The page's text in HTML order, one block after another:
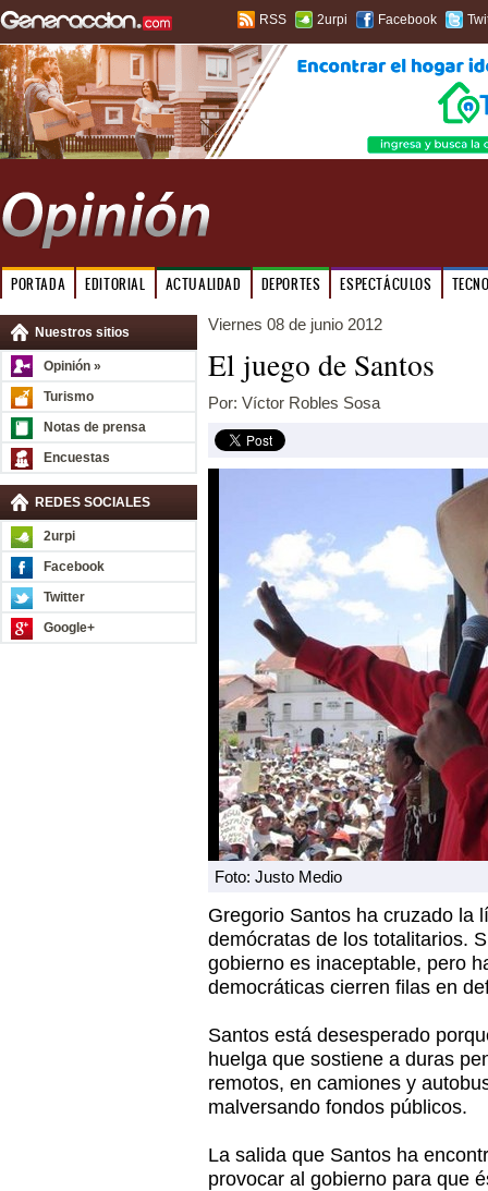
RSS 2urpi Facebook
PORTADA EDITORIAL ACTUALIDAD DEPORTES ESPECTÁCULOS
Nuestros sitios
Opinión »
Turismo
Notas de prensa
Encuestas
REDES SOCIALES
2urpi
Facebook
Twitter
Google+
Viernes 08 de junio 2012
El juego de Santos
Por: Víctor Robles Sosa
Foto: Justo Medio
Gregorio Santos ha cruzado la
demócratas de los totalitarios.
gobierno es inaceptable, pero
democráticas cierren filas en
Santos está desesperado
huelga que sostiene a duras
remotos, en camiones y
malversando fondos públicos.
La salida que Santos ha
provocar al gobierno para que